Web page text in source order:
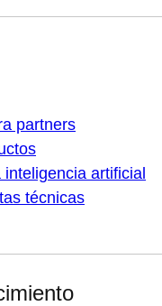
partners
artificial
técnicas